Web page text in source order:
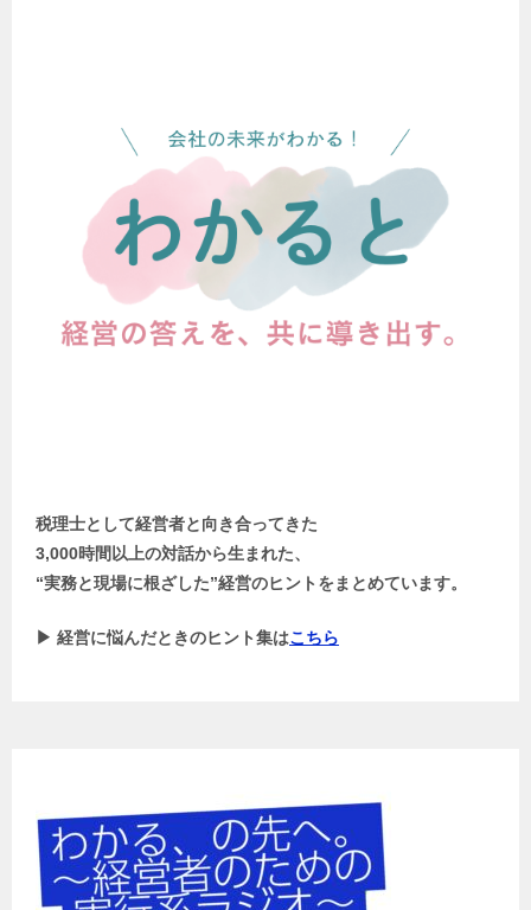
税理士として経営者と向き合ってきた
3,000時間以上の対話から生まれた、
“実務と現場に根ざした”経営のヒントをまとめています。
▶ 経営に悩んだときのヒント集はこちら